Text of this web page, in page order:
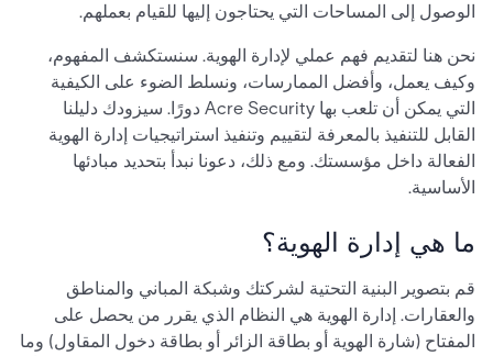
الوصول إلى المساحات التي يحتاجون إليها للقيام بعملهم.
نحن هنا لتقديم فهم عملي لإدارة الهوية. سنستكشف المفهوم،
وكيف يعمل، وأفضل الممارسات، ونسلط الضوء على الكيفية
التي يمكن أن تلعب بها Acre Security دورًا. سيزودك دليلنا
القابل للتنفيذ بالمعرفة لتقييم وتنفيذ استراتيجيات إدارة الهوية
الفعالة داخل مؤسستك. ومع ذلك، دعونا نبدأ بتحديد مبادئها
الأساسية.
ما هي إدارة الهوية؟
قم بتصوير البنية التحتية لشركتك وشبكة المباني والمناطق
والعقارات. إدارة الهوية هي النظام الذي يقرر من يحصل على
المفتاح (شارة الهوية أو بطاقة الزائر أو بطاقة دخول المقاول) وما